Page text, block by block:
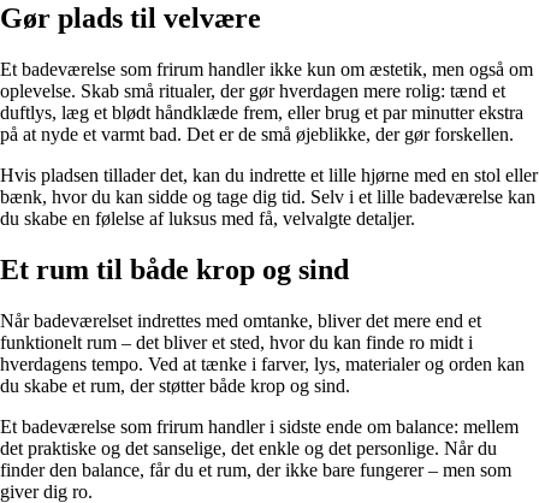
Gør plads til velvære
Et badeværelse som frirum handler ikke kun om æstetik, men også om
oplevelse. Skab små ritualer, der gør hverdagen mere rolig: tænd et
duftlys, læg et blødt håndklæde frem, eller brug et par minutter ekstra
på at nyde et varmt bad. Det er de små øjeblikke, der gør forskellen.
Hvis pladsen tillader det, kan du indrette et lille hjørne med en stol eller
bænk, hvor du kan sidde og tage dig tid. Selv i et lille badeværelse kan
du skabe en følelse af luksus med få, velvalgte detaljer.
Et rum til både krop og sind
Når badeværelset indrettes med omtanke, bliver det mere end et
funktionelt rum – det bliver et sted, hvor du kan finde ro midt i
hverdagens tempo. Ved at tænke i farver, lys, materialer og orden kan
du skabe et rum, der støtter både krop og sind.
Et badeværelse som frirum handler i sidste ende om balance: mellem
det praktiske og det sanselige, det enkle og det personlige. Når du
finder den balance, får du et rum, der ikke bare fungerer – men som
giver dig ro.